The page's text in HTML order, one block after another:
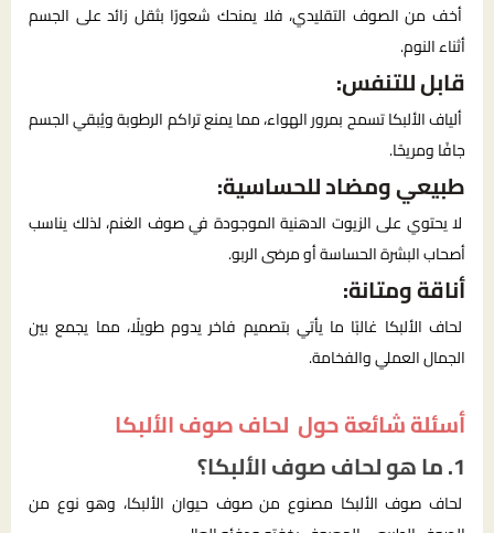
أخف من الصوف التقليدي، فلا يمنحك شعورًا بثقل زائد على الجسم
أثناء النوم.
قابل للتنفس:
ألياف الألبكا تسمح بمرور الهواء، مما يمنع تراكم الرطوبة ويُبقي الجسم
جافًا ومريحًا.
طبيعي ومضاد للحساسية:
لا يحتوي على الزيوت الدهنية الموجودة في صوف الغنم، لذلك يناسب
أصحاب البشرة الحساسة أو مرضى الربو.
أناقة ومتانة:
لحاف الألبكا غالبًا ما يأتي بتصميم فاخر يدوم طويلًا، مما يجمع بين
الجمال العملي والفخامة.
أسئلة شائعة حول لحاف صوف الألبكا
1. ما هو لحاف صوف الألبكا؟
لحاف صوف الألبكا مصنوع من صوف حيوان الألبكا، وهو نوع من